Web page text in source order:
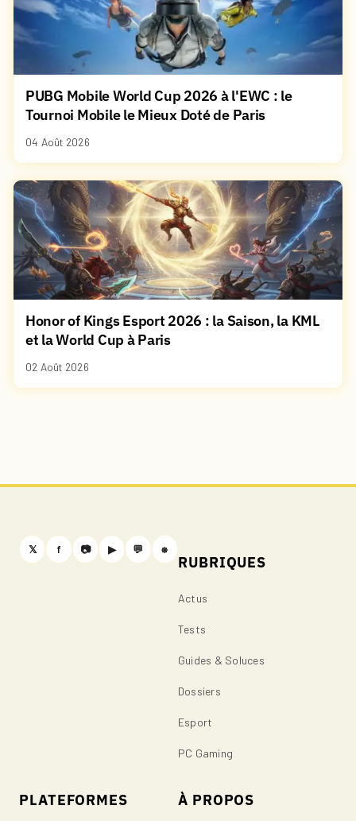
PUBG Mobile World Cup 2026 à l'EWC : le
Tournoi Mobile le Mieux Doté de Paris
04 Août 2026
Honor of Kings Esport 2026 : la Saison, la KML
et la World Cup à Paris
02 Août 2026
𝕏 f 📷 ▶ 💬 ⎈
RUBRIQUES
Actus
Tests
Guides & Soluces
Dossiers
Esport
PC Gaming
PLATEFORMES À PROPOS